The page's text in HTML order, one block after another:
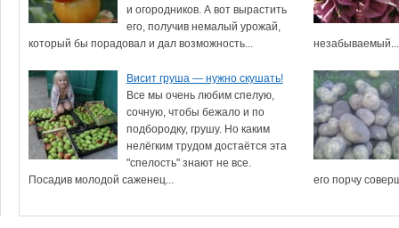
и огородников. А вот вырастить
его, получив немалый урожай,
который бы порадовал и дал возможность...
незабываемый...
Висит груша — нужно скушать!
Все мы очень любим спелую,
сочную, чтобы бежало и по
подбородку, грушу. Но каким
нелёгким трудом достаётся эта
"спелость" знают не все.
Посадив молодой саженец...
его порчу